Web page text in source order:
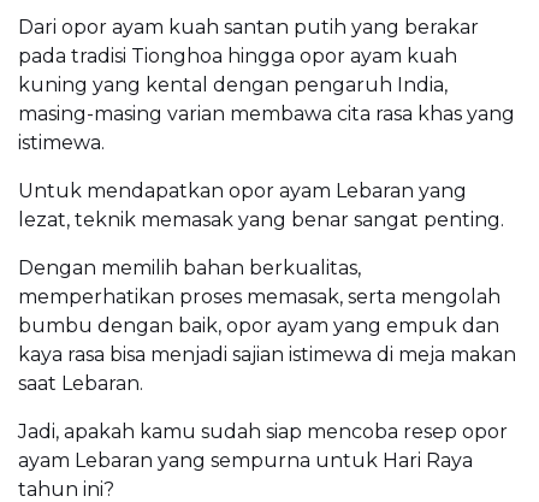
Dari opor ayam kuah santan putih yang berakar
pada tradisi Tionghoa hingga opor ayam kuah
kuning yang kental dengan pengaruh India,
masing-masing varian membawa cita rasa khas yang
istimewa.
Untuk mendapatkan opor ayam Lebaran yang
lezat, teknik memasak yang benar sangat penting.
Dengan memilih bahan berkualitas,
memperhatikan proses memasak, serta mengolah
bumbu dengan baik, opor ayam yang empuk dan
kaya rasa bisa menjadi sajian istimewa di meja makan
saat Lebaran.
Jadi, apakah kamu sudah siap mencoba resep opor
ayam Lebaran yang sempurna untuk Hari Raya
tahun ini?